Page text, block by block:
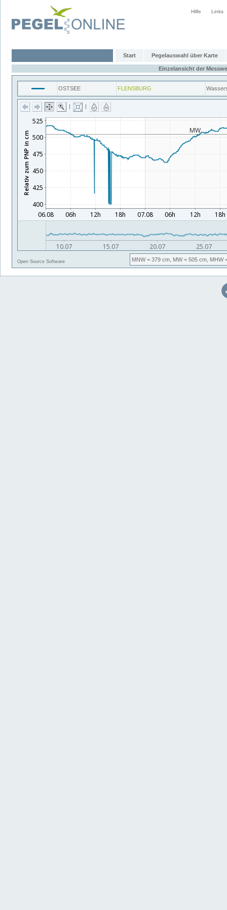
Hilfe Links
Start Pegelauswahl über Karte
Einzelansicht der
OSTSEE FLENSBURG
| |
Open Source Software MNW= 379 cm, MW= 505 cm, MHW